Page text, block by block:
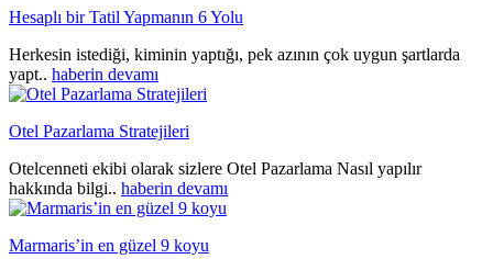
Hesaplı bir Tatil Yapmanın 6 Yolu
Herkesin istediği, kiminin yaptığı, pek azının çok uygun şartlarda
yapt.. haberin devamı
Otel Pazarlama Stratejileri
Otelcenneti ekibi olarak sizlere Otel Pazarlama Nasıl yapılır
hakkında bilgi.. haberin devamı
Marmaris’in en güzel 9 koyu